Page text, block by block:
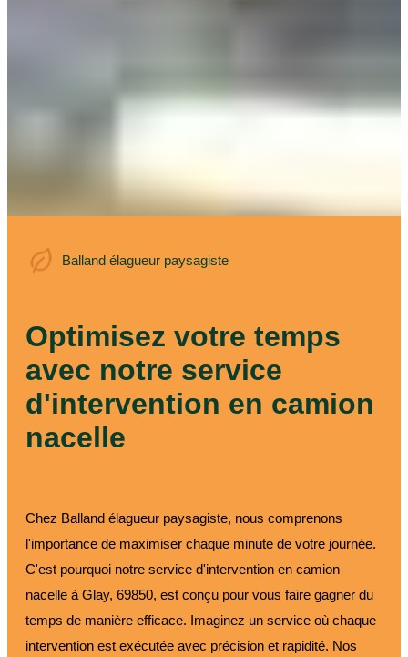
Balland élagueur paysagiste
Balland élagueur
Optimisez votre temps
avec notre service
d'intervention en camion
nacelle
Chez Balland élagueur paysagiste, nous comprenons
l'importance de maximiser chaque minute de votre journée.
C'est pourquoi notre service d'intervention en camion
nacelle à Glay, 69850, est conçu pour vous faire gagner du
temps de manière efficace. Imaginez un service où chaque
intervention est exécutée avec précision et rapidité. Nos